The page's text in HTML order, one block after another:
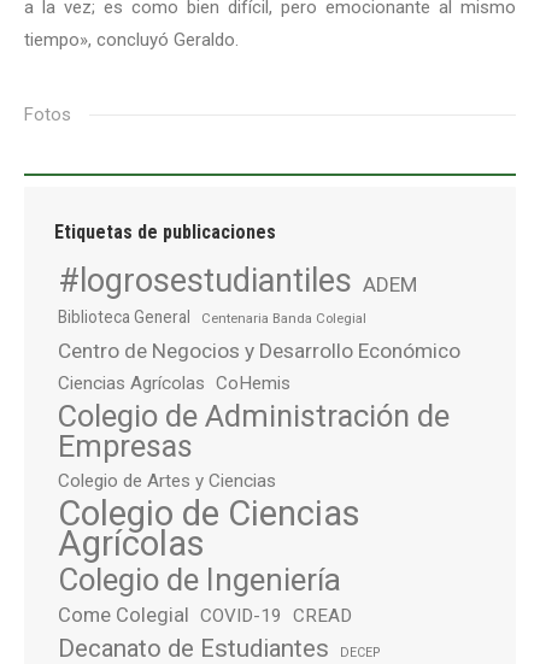
a la vez; es como bien difícil, pero emocionante al mismo
tiempo», concluyó Geraldo.
Fotos
Etiquetas de publicaciones
#logrosestudiantiles ADEM
Biblioteca General Centenaria Banda Colegial
Centro de Negocios y Desarrollo Económico
Ciencias Agrícolas CoHemis
Colegio de Administración de
Empresas
Colegio de Artes y Ciencias
Colegio de Ciencias
Agrícolas
Colegio de Ingeniería
Come Colegial COVID-19 CREAD
Decanato de Estudiantes DECEP